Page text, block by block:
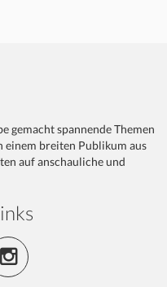
gemacht spannende Themen
einem breiten Publikum aus
auf anschauliche und